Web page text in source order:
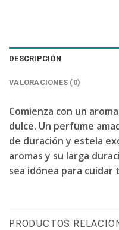
DESCRIPCIÓN
VALORACIONES (0)
Comienza con un
dulce. Un perfume
de duración y estela
aromas y su larga
sea idónea para cuidar
PRODUCTOS